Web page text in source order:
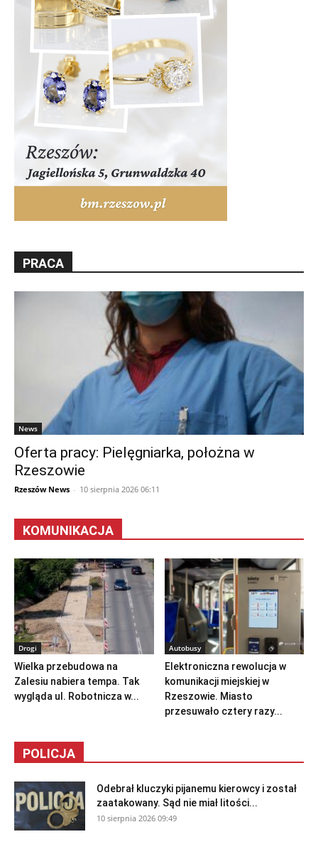
PRACA
News
Oferta pracy: Pielęgniarka, położna w
Rzeszowie
Rzeszów News - 10 sierpnia 2026 06:11
KOMUNIKACJA
Drogi
Wielka przebudowa na
Zalesiu nabiera tempa. Tak
wygląda ul. Robotnicza w...
Autobusy
Elektroniczna rewolucja w
komunikacji miejskiej w
Rzeszowie. Miasto
przesuwało cztery razy...
POLICJA
Odebrał kluczyki pijanemu kierowcy i został
zaatakowany. Sąd nie miał litości...
10 sierpnia 2026 09:49